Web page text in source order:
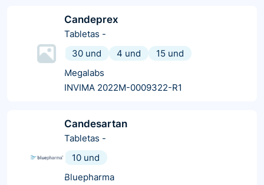
Candeprex
Tabletas -
30 und
4 und
15 und
Megalabs
INVIMA 2022M-0009322-R1
Candesartan
Tabletas -
10 und
Bluepharma